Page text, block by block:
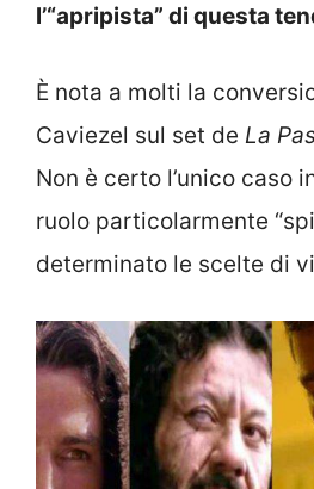
l’“apripista” di questa
È nota a molti la
Caviezel sul set de La
Non è certo l’unico caso
ruolo particolarmente
determinato le scelte di